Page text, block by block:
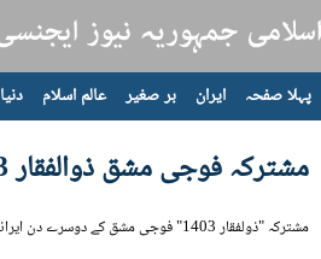
پہلا صفحہ ایران بر صغیر عالم اسلام دنیا
مشترکہ فوجی مشق ذوالفقار 1403، دوسرا دن
مشترکہ "ذولفقار 1403" فوجی مشق کے دوسرے دن ایرانی بحریہ کے کمانڈوز کی جانب سے کنارک میں coastal defense, amphibious assault, beaching آپریشنز کا انعقاد کیا گیا، جس میں بحریہ کے "تنب" جہاز اور بری آرمرڈ یونٹ نے حصہ لیا۔